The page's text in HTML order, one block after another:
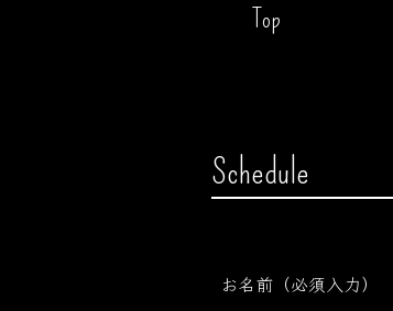
Top
Schedule
お名前（必須入力）